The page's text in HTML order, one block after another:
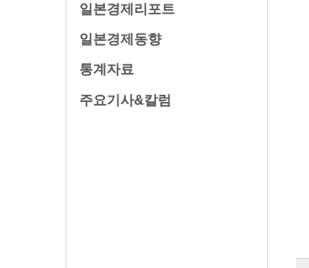
일본경제리포트
일본경제동향
통계자료
주요기사&칼럼